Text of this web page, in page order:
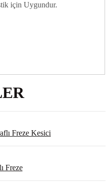
için Uygundur.
Freze Kesici
Freze